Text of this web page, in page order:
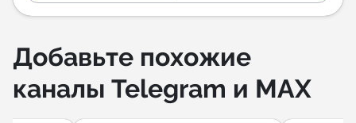
Добавьте похожие
каналы Telegram и MAX